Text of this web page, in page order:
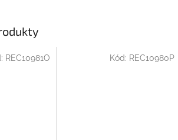
REC10981O Kód: REC10980P